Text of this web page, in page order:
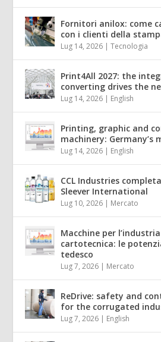
Fornitori anilox: come
con i clienti della
Lug 14, 2026 |Tecnologia
Print4All 2027: the
converting drives the
Lug 14, 2026 | English
Printing, graphic and
machinery:
Lug 14, 2026 | English
CCL Industries
Sleever International
Lug 10, 2026 | Mercato
Macchine per
cartotecnica: le
tedesco
Lug 7, 2026 | Mercato
ReDrive: safety and
for the corrugated
Lug 7, 2026 | English